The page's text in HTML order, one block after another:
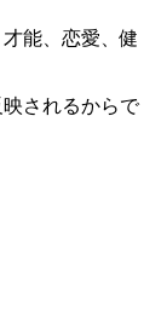
能、恋愛、健
されるからで